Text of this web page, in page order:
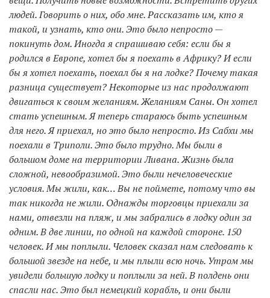
людей. Говорить о них, обо мне. Рассказать им, кто я
такой, и узнать, кто они. Это было непросто —
покинуть дом. Иногда я спрашиваю себя: если бы я
родился в Европе, хотел бы я поехать в Африку? И если
бы я хотел поехать, поехал бы я на лодке? Почему такая
разница существует? Некоторые из нас продолжают
двигаться к своим желаниям. Желаниям Саны. Он хотел
стать успешным. Я теперь стараюсь быть успешным
для него. Я приехал, но это было непросто. Из Сабхи мы
поехали в Триполи. Это было трудно. Мы были в
большом доме на территории Ливана. Жизнь была
сложной, невообразимой. Это были нечеловеческие
условия. Мы жили, как… Вы не поймете, потому что вы
так никогда не жили. Однажды торговцы приехали за
нами, отвезли на пляж, и мы забрались в лодку один за
одним. В две линии, по одной на каждой стороне. 150
человек. И мы поплыли. Человек сказал нам следовать к
большой звезде на небе, и мы плыли всю ночь. Утром мы
увидели большую лодку и поплыли за ней. В полдень они
спасли нас. Это был немецкий корабль, и они были